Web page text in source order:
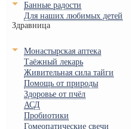
Банные радости
Для наших любимых детей
Здравница
Монастырская аптека
Таёжный лекарь
Живительная сила тайги
Помощь от природы
Здоровье от пчёл
АСД
Пробиотики
Гомеопатические свечи